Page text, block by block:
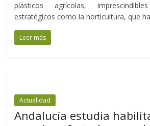
plásticos agrícolas,
estratégicos como la horticultura, que
Leer más
Actualidad
Andalucía estudia